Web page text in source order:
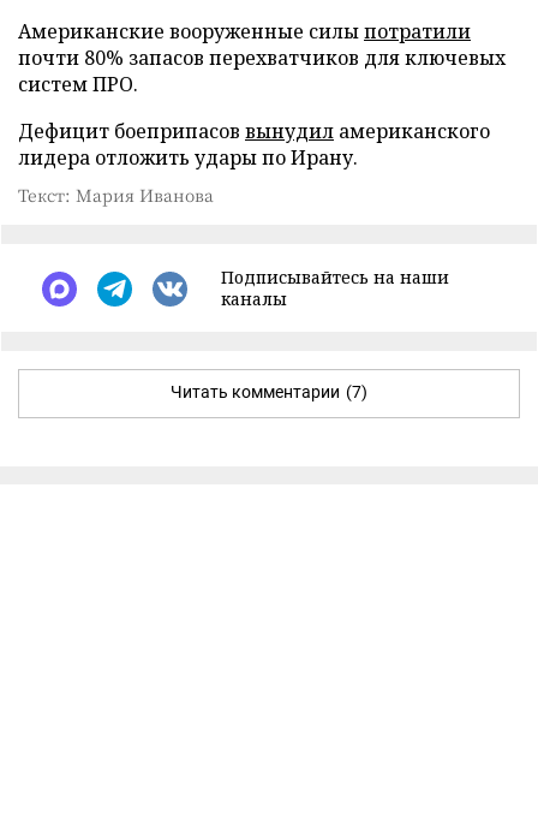
Американские вооруженные силыпотратили
почти 80% запасов перехватчиков для ключевых
систем ПРО.
Дефицит боеприпасов вынудил американского
лидера отложить удары по Ирану.
Текст: Мария Иванова
Подписывайтесь на наши
каналы
Читать комментарии (7)